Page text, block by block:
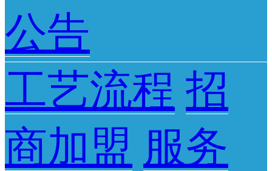
公告
工艺流程 招
商加盟 服务